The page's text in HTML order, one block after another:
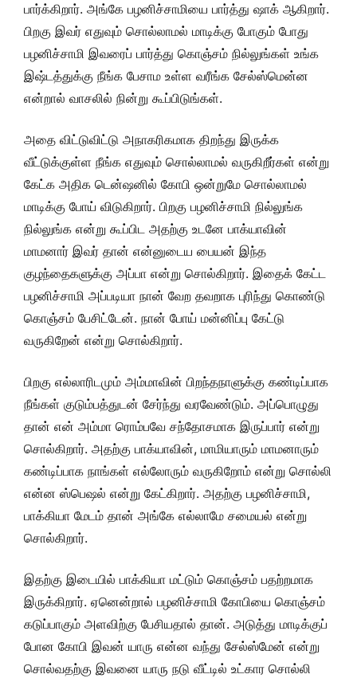
பார்க்கிறார். அங்கே பழனிச்சாமியை பார்த்து ஷாக் ஆகிறார்.
பிறகு இவர் எதுவும் சொல்லாமல் மாடிக்கு போகும் போது
பழனிச்சாமி இவரைப் பார்த்து கொஞ்சம் நில்லுங்கள் உங்க
இஷ்டத்துக்கு நீங்க பேசாம உள்ள வரீங்க சேல்ஸ்மென்ன
என்றால் வாசலில் நின்று கூப்பிடுங்கள்.
அதை விட்டுவிட்டு அநாகரிகமாக திறந்து இருக்க
வீட்டுக்குள்ள நீங்க எதுவும் சொல்லாமல் வருகிறீர்கள் என்று
கேட்க அதிக டென்ஷனில் கோபி ஒன்றுமே சொல்லாமல்
மாடிக்கு போய் விடுகிறார். பிறகு பழனிச்சாமி நில்லுங்க
நில்லுங்க என்று கூப்பிட அதற்கு உடனே பாக்யாவின்
மாமனார் இவர் தான் என்னுடைய பையன் இந்த
குழந்தைகளுக்கு அப்பா என்று சொல்கிறார். இதைக் கேட்ட
பழனிச்சாமி அப்படியா நான் வேற தவறாக புரிந்து கொண்டு
கொஞ்சம் பேசிட்டேன். நான் போய் மன்னிப்பு கேட்டு
வருகிறேன் என்று சொல்கிறார்.
பிறகு எல்லாரிடமும் அம்மாவின் பிறந்தநாளுக்கு கண்டிப்பாக
நீங்கள் குடும்பத்துடன் சேர்ந்து வரவேண்டும். அப்பொழுது
தான் என் அம்மா ரொம்பவே சந்தோசமாக இருப்பார் என்று
சொல்கிறார். அதற்கு பாக்யாவின், மாமியாரும் மாமனாரும்
கண்டிப்பாக நாங்கள் எல்லோரும் வருகிறோம் என்று சொல்லி
என்ன ஸ்பெஷல் என்று கேட்கிறார். அதற்கு பழனிச்சாமி,
பாக்கியா மேடம் தான் அங்கே எல்லாமே சமையல் என்று
சொல்கிறார்.
இதற்கு இடையில் பாக்கியா மட்டும் கொஞ்சம் பதற்றமாக
இருக்கிறார். ஏனென்றால் பழனிச்சாமி கோபியை கொஞ்சம்
கடுப்பாகும் அளவிற்கு பேசியதால் தான். அடுத்து மாடிக்குப்
போன கோபி இவன் யாரு என்ன வந்து சேல்ஸ்மேன் என்று
சொல்வதற்கு இவனை யாரு நடு வீட்டில் உட்கார சொல்லி